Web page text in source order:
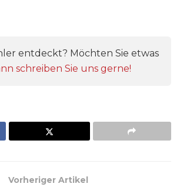
entdeckt? Möchten Sie etwas
schreiben Sie uns gerne!
Vorheriger Artikel